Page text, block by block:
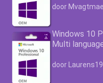
Waardering
door Mvagtmae
Windows 10
Multi
Waardering
door